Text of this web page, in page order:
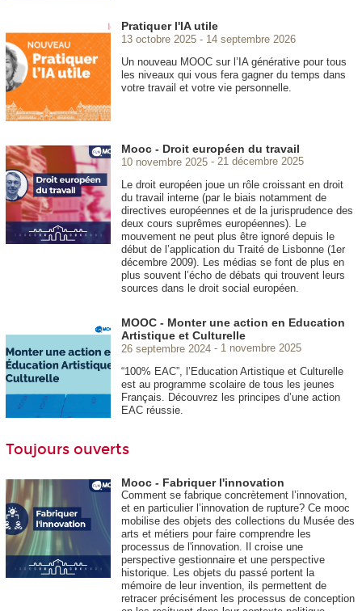
Pratiquer l'IA utile
13 octobre 2025
14 septembre 2026
Un nouveau MOOC sur l’IA générative pour tous
les niveaux qui vous fera gagner du temps dans
votre travail et votre vie personnelle.
Mooc - Droit européen du travail
10 novembre 2025
21 décembre 2025
Le droit européen joue un rôle croissant en droit
du travail interne (par le biais notamment de
directives européennes et de la jurisprudence des
deux cours suprêmes européennes). Le
mouvement ne peut plus être ignoré depuis le
début de l’application du Traité de Lisbonne (1er
décembre 2009). Les médias se font de plus en
plus souvent l’écho de débats qui trouvent leurs
sources dans le droit social européen.
MOOC - Monter une action en Education
Artistique et Culturelle
26 septembre 2024
1 novembre 2025
“100% EAC”, l’Education Artistique et Culturelle
est au programme scolaire de tous les jeunes
Français. Découvrez les principes d’une action
EAC réussie.
Toujours ouverts
Mooc - Fabriquer l'innovation
Comment se fabrique concrètement l’innovation,
et en particulier l’innovation de rupture? Ce mooc
mobilise des objets des collections du Musée des
arts et métiers pour faire comprendre les
processus de l'innovation. Il croise une
perspective gestionnaire et une perspective
historique. Les objets du passé portent la
mémoire de leur invention, ils permettent de
retracer précisément les processus de conception